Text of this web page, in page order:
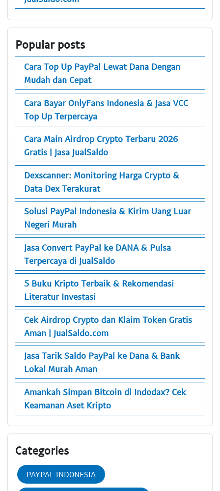
Popular posts
Cara Top Up PayPal Lewat Dana Dengan
Mudah dan Cepat
Cara Bayar OnlyFans Indonesia & Jasa VCC
Top Up Terpercaya
Cara Main Airdrop Crypto Terbaru 2026
Gratis | Jasa JualSaldo
Dexscanner: Monitoring Harga Crypto &
Data Dex Terakurat
Solusi PayPal Indonesia & Kirim Uang Luar
Negeri Murah
Jasa Convert PayPal ke DANA & Pulsa
Terpercaya di JualSaldo
5 Buku Kripto Terbaik & Rekomendasi
Literatur Investasi
Cek Airdrop Crypto dan Klaim Token Gratis
Aman | JualSaldo.com
Jasa Tarik Saldo PayPal ke Dana & Bank
Lokal Murah Aman
Amankah Simpan Bitcoin di Indodax? Cek
Keamanan Aset Kripto
Categories
PAYPAL INDONESIA